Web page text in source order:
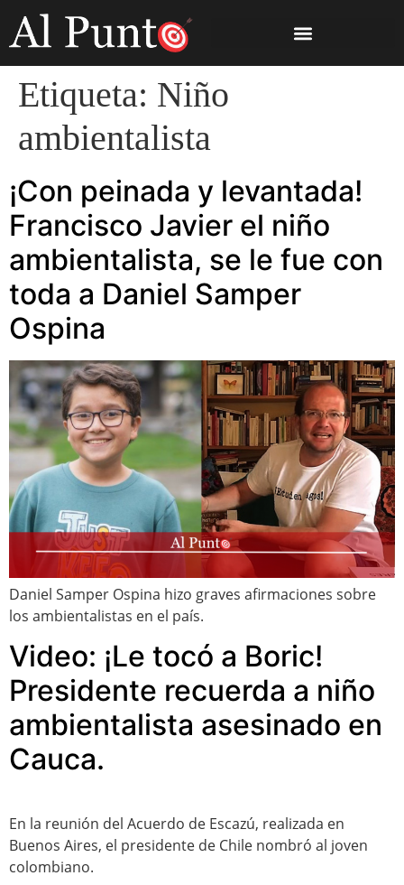
Etiqueta: Niño
ambientalista
¡Con peinada y levantada!
Francisco Javier el niño
ambientalista, se le fue con
toda a Daniel Samper
Ospina
Daniel Samper Ospina hizo graves afirmaciones sobre
los ambientalistas en el país.
Video: ¡Le tocó a Boric!
Presidente recuerda a niño
ambientalista asesinado en
Cauca.
En la reunión del Acuerdo de Escazú, realizada en
Buenos Aires, el presidente de Chile nombró al joven
colombiano.